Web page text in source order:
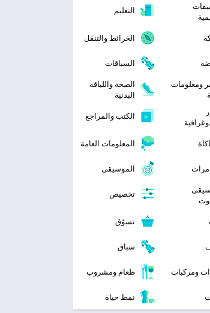
التعليم
الخرائط والتنقل
السباقات
ومعلومات
الصحة واللياقة
البدنية
الكتب والمراجع
المعلومات العامة
الموسيقى
تخصيص
تسوّق
سباق
ومركبات طعام ومشروب
نمط حياة